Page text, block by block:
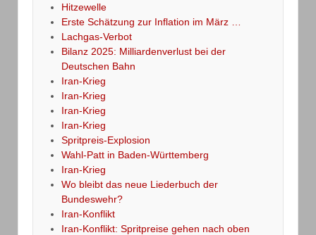
Hitzewelle
Erste Schätzung zur Inflation im März …
Lachgas-Verbot
Bilanz 2025: Milliardenverlust bei der
Deutschen Bahn
Iran-Krieg
Iran-Krieg
Iran-Krieg
Iran-Krieg
Spritpreis-Explosion
Wahl-Patt in Baden-Württemberg
Iran-Krieg
Wo bleibt das neue Liederbuch der
Bundeswehr?
Iran-Konflikt
Iran-Konflikt: Spritpreise gehen nach oben